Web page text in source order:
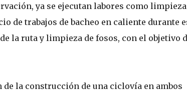
ya se ejecutan labores como limpieza
de trabajos de bacheo en caliente durante
la ruta y limpieza de fosos, con el objetivo
la construcción de una ciclovía en ambos